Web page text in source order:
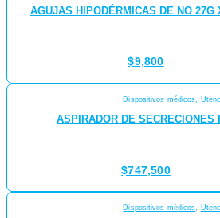
AGUJAS HIPODÉRMICAS DE NO 27G
$9,800
Dispositivos médicos
ASPIRADOR DE SECRECIONES
$747,500
Dispositivos médicos